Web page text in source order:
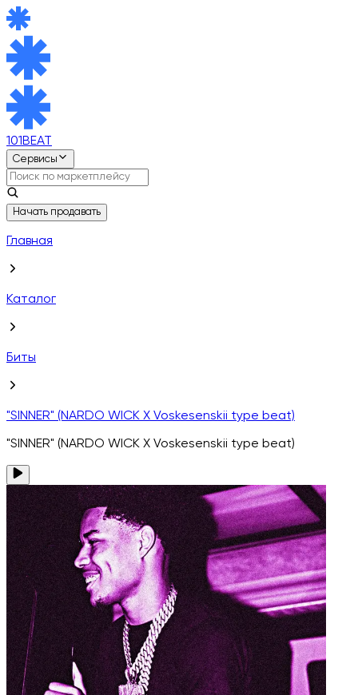
101BEAT
Сервисы
Начать продавать
Главная
Каталог
Биты
"SINNER" (NARDO WICK X Voskesenskii type beat)
"SINNER" (NARDO WICK X Voskesenskii type beat)